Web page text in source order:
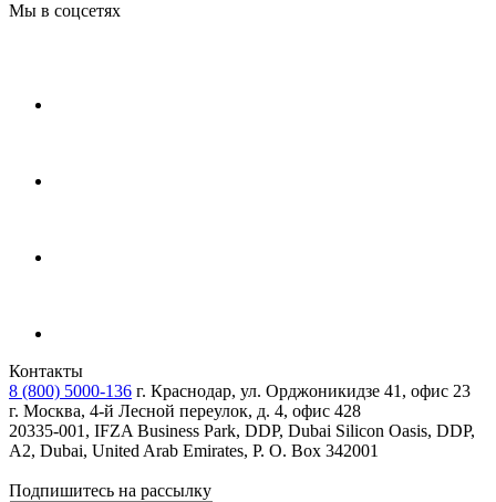
Мы в соцсетях
Контакты
8 (800) 5000-136 г. Краснодар, ул. Орджоникидзе 41, офис 23
г. Москва, 4-й Лесной переулок, д. 4, офис 428
20335-001, IFZA Business Park, DDP, Dubai Silicon Oasis, DDP,
A2, Dubai, United Arab Emirates, P. O. Box 342001
Подпишитесь на рассылку